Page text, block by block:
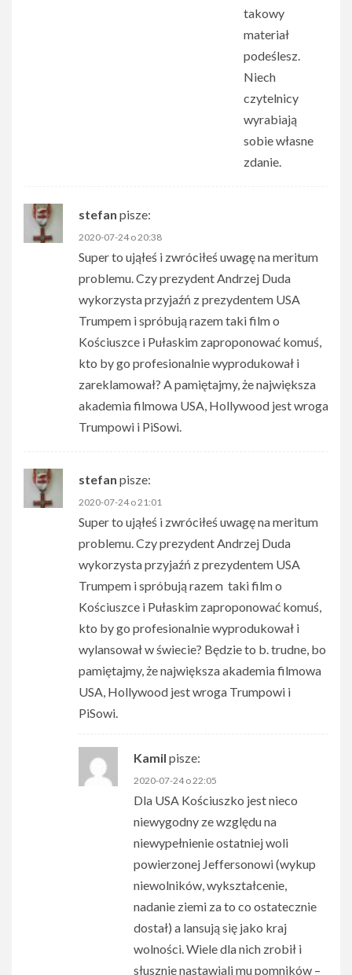
takowy
materiał
podeślesz.
Niech
czytelnicy
wyrabiają
sobie własne
zdanie.
stefan pisze:
2020-07-24 o 20:38
Super to ująłeś i zwróciłeś uwagę na meritum
problemu. Czy prezydent Andrzej Duda
wykorzysta przyjaźń z prezydentem USA
Trumpem i spróbują razem taki film o
Kościuszce i Pułaskim zaproponować komuś,
kto by go profesionalnie wyprodukował i
zareklamował? A pamiętajmy, że największa
akademia filmowa USA, Hollywood jest wroga
Trumpowi i PiSowi.
stefan pisze:
2020-07-24 o 21:01
Super to ująłeś i zwróciłeś uwagę na meritum
problemu. Czy prezydent Andrzej Duda
wykorzysta przyjaźń z prezydentem USA
Trumpem i spróbują razem taki film o
Kościuszce i Pułaskim zaproponować komuś,
kto by go profesionalnie wyprodukował i
wylansował w świecie? Będzie to b. trudne, bo
pamiętajmy, że największa akademia filmowa
USA, Hollywood jest wroga Trumpowi i
PiSowi.
Kamil pisze:
2020-07-24 o 22:05
Dla USA Kościuszko jest nieco
niewygodny ze względu na
niewypełnienie ostatniej woli
powierzonej Jeffersonowi (wykup
niewolników, wykształcenie,
nadanie ziemi za to co ostatecznie
dostał) a lansują się jako kraj
wolności. Wiele dla nich zrobił i
słusznie nastawiali mu pomników –